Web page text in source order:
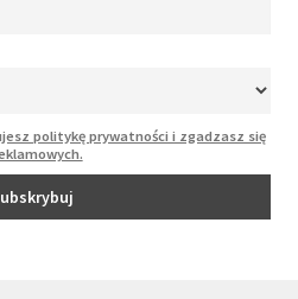
politykę prywatności i zgadzasz się